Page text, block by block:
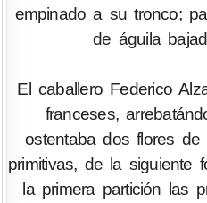
empinado a su tronco;
de águila
El caballero Federico
franceses,
ostentaba dos flores
primitivas, de la siguiente
la primera partición las